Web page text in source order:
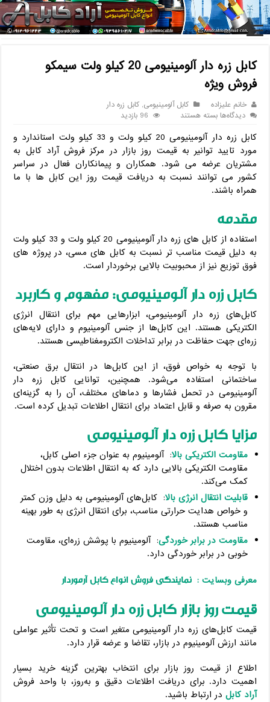
خانه / کابل / کابل آلومینیومی /
کابل زره دار آلومینیومی 20 کیلو ولت
سیمکو فروش ویژه
کابل زره دار آلومینیومی 20 کیلو ولت سیمکو
فروش ویژه
خانم علیزاده کابل آلومینیومی,کابل زره دار
دیدگاه‌هابرای
زره
دار
آلومینیومی
20
کیلو
ولت
بسته هستند 96 بازدید
کابل زره دار آلومینیومی 20 کیلو ولت و 33 کیلو ولت استاندارد و
مورد تایید توانیر به قیمت روز بازار در مرکز فروش آراد کابل به
مشتریان عرضه می شود. همکاران و پیمانکاران فعال در سراسر
کشور می توانند نسبت به دریافت قیمت روز این کابل ها با ما
همراه باشند.
مقدمه
استفاده از کابل های زره دار آلومینیومی 20 کیلو ولت و 33 کیلو ولت
به دلیل قیمت مناسب تر نسبت به کابل های مسی، در پروژه های
فوق توزیع نیز از محبوبیت بالایی برخوردار است.
کابل زره دار آلومینیومی: مفهوم و کاربرد
کابل‌های زره دار آلومینیومی، ابزارهایی مهم برای انتقال انرژی
الکتریکی هستند. این کابل‌ها از جنس آلومینیوم و دارای لایه‌های
زره‌ای جهت حفاظت در برابر تداخلات الکترومغناطیسی هستند.
با توجه به خواص فوق، از این کابل‌ها در انتقال برق صنعتی،
ساختمانی استفاده می‌شود. همچنین، توانایی کابل زره دار
آلومینیومی در تحمل فشارها و دماهای مختلف، آن را به گزینه‌ای
مقرون به صرفه و قابل اعتماد برای انتقال اطلاعات تبدیل کرده است.
مزایا کابل زره دار آلومینیومی
مقاومت الکتریکی بالا: آلومینیوم به عنوان جزء اصلی کابل،
مقاومت الکتریکی بالایی دارد که به انتقال اطلاعات بدون اختلال
کمک می‌کند.
قابلیت انتقال انرژی بالا: کابل‌های آلومینیومی به دلیل وزن کمتر
و خواص هدایت حرارتی مناسب، برای انتقال انرژی به طور بهینه
مناسب هستند.
مقاومت در برابر خوردگی: آلومینیوم با پوشش زره‌ای، مقاومت
خوبی در برابر خوردگی دارد.
معرفی وبسایت : نمایندگی فروش انواع کابل آرموردار
قیمت روز بازار کابل زره دار آلومینیومی
قیمت کابل‌های زره دار آلومینیومی متغیر است و تحت تأثیر عواملی
مانند ارزش آلومینیوم در بازار، تقاضا و عرضه قرار دارد.
اطلاع از قیمت روز بازار برای انتخاب بهترین گزینه خرید بسیار
اهمیت دارد. برای دریافت اطلاعات دقیق و به‌روز، با واحد فروش
آراد کابل در ارتباط باشید.